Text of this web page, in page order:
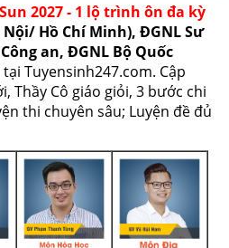
2027 - 1 lộ trình ôn đa kỳ
Nội/ Hồ Chí Minh), ĐGNL Sư
an, ĐGNL Bộ Quốc
tại Tuyensinh247.com. Cập
Thầy Cô giáo giỏi, 3 bước chi
thi chuyên sâu; Luyện đề đủ